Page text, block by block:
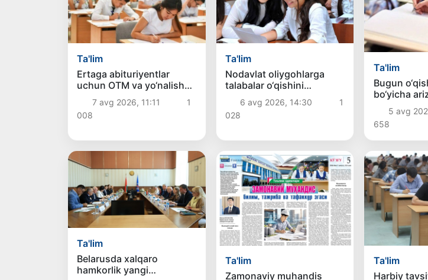
Ta'lim
Ertaga abituriyentlar
uchun OTM va yo‘nalish
tanlash yakunlanadi
7 avg 2026, 11:11
1
008
Ta'lim
Nodavlat oliygohlarga
talabalar o‘qishini
ko‘chirish muddati 10-
avgustga qadar uzaytirildi
6 avg 2026, 14:30
1
028
Ta'lim
Bugun
bo‘yicha
qilishning
5 avg
658
Ta'lim
Belarusda xalqaro
hamkorlik yangi
Ta'lim
Zamonaviy muhandis
Ta'lim
Harbiy